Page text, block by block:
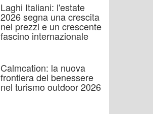
Laghi Italiani: l'estate
2026 segna una crescita
nei prezzi e un crescente
fascino internazionale
Calmcation: la nuova
frontiera del benessere
nel turismo outdoor 2026